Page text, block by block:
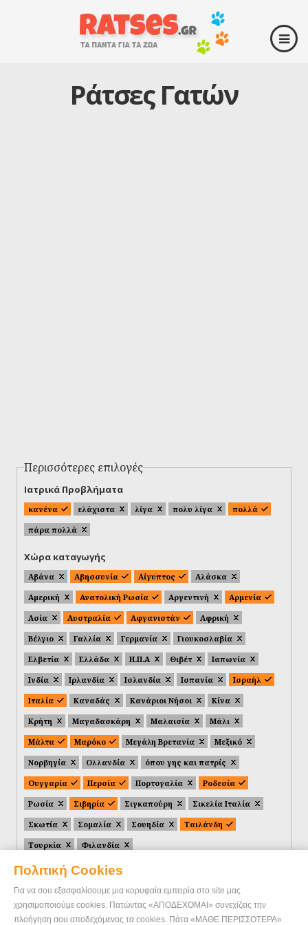
Πολιτική Cookies
Για να σου εξασφαλίσουμε μια κορυφαία εμπειρία στο site μας
χρησιμοποιούμε cookies. Πατώντας «ΑΠΟΔΕΧΟΜΑΙ» συνεχίζεις την
πλοήγηση σου αποδεχόμενος τα cookies. Πάτα «ΜΑΘΕ ΠΕΡΙΣΣΟΤΕΡΑ»
Ράτσες Γατών
Περισσότερες επιλογές
Ιατρικά Προβλήματα
κανένα ελάχιστα λίγα πολυ λίγα
πολλά
πάρα πολλά
Χώρα καταγωγής
Αβάνα Αβησσυνία Αίγυπτος
Αλάσκα
Αμερική
Ανατολική Ρωσία Αργεντινή
Αρμενία
Ασία
Αυστραλία Αφγανιστάν
Αφρική
Βέλγιο
Γαλλία Γερμανία
Γιουκοσλαβία
Ελβετία
Ελλάδα Η.Π.Α Θιβέτ
Ιαπωνία
Ινδία
Ιρλανδία Ισλανδία Ισπανία
Ισραήλ
Ιταλία
Καναδάς Κανάριοι Νήσοι
Κίνα
Κρήτη
Μαγαδασκάρη Μαλαισία
Μάλι
Μάλτα
Μαρόκο Μεγάλη Βρετανία
Μεξικό
Νορβηγία
Ολλανδία
όπου γης και πατρίς
Ουγγαρία
Περσία Πορτογαλία
Ροδεσία
Ρωσία
Σιβηρία Σιγκαπούρη
Σικελία Ιταλία
Σκωτία
Σομαλία Σουηδία
Ταιλάνδη
Τουρκία
Φιλανδία